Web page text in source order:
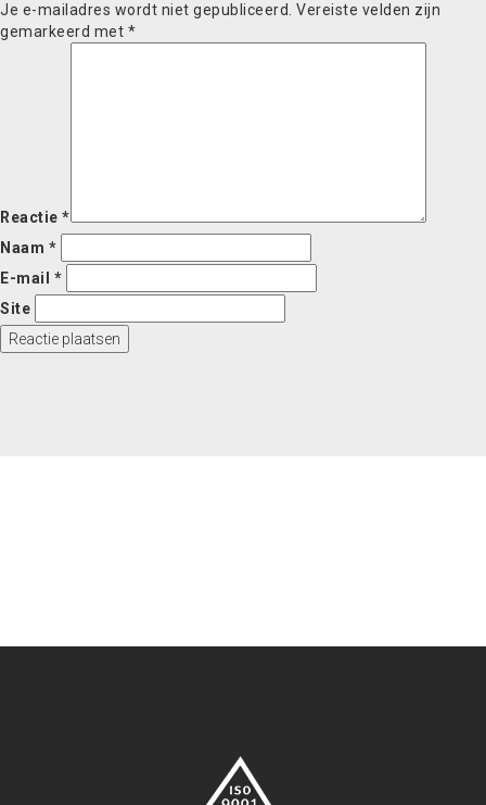
Je e-mailadres wordt niet gepubliceerd. Vereiste velden zijn
gemarkeerd met *
Reactie *
Naam *
E-mail *
Site